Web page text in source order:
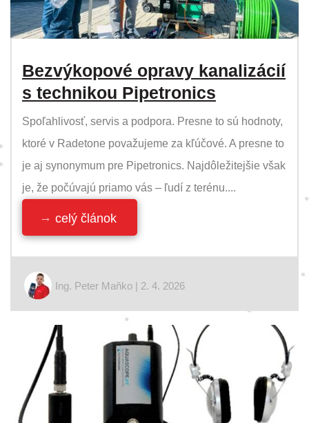
Bezvýkopové opravy kanalizácií
s technikou Pipetronics
Spoľahlivosť, servis a podpora. Presne to sú hodnoty,
ktoré v Radetone považujeme za kľúčové. A presne to
je aj synonymum pre Pipetronics. Najdôležitejšie však
je, že počúvajú priamo vás – ľudí z terénu....
celý článok
Ing. Peter Maňko | 2. 4. 2026